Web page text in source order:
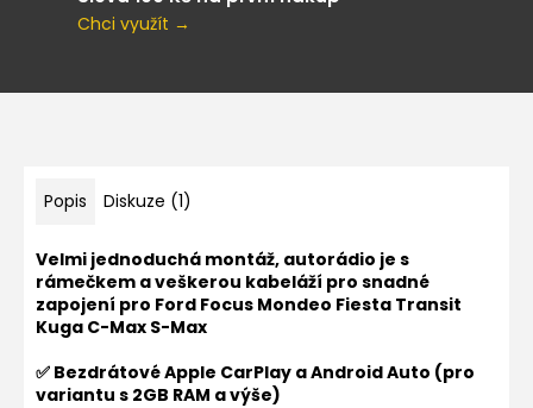
Chci využít →
Popis Diskuze (1)
Velmi jednoduchá montáž, autorádio je s
rámečkem a veškerou kabeláží pro snadné
zapojení pro Ford Focus Mondeo Fiesta Transit
Kuga C-Max S-Max
✅ Bezdrátové Apple CarPlay a Android Auto (pro
variantu s 2GB RAM a výše)